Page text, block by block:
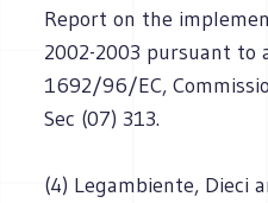
Report on the
2002-2003 pursuant to
1692/96/EC,
Sec (07) 313.
(4) Legambiente, Dieci